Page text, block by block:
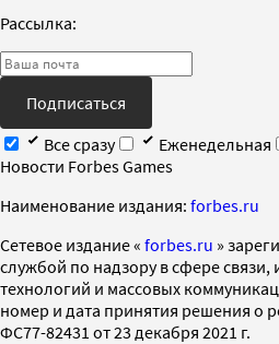
Рассылка:
Подписаться
Все сразу
Еженедельная
Новости Forbes Games
Наименование издания: forbes.ru
Cетевое издание « forbes.ru »
службой по надзору в сфере
технологий и массовых
номер и дата принятия решения о
ФС77-82431 от 23 декабря 2021 г.